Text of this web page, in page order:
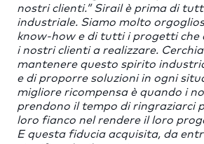
nostri clienti.” Sirail è prima di
industriale. Siamo molto
know-how e di tutti i progetti che
i nostri clienti a realizzare.
mantenere questo spirito
e di proporre soluzioni in ogni
migliore ricompensa è quando i
prendono il tempo di ringraziarci
loro fianco nel rendere il loro
E questa fiducia acquisita, da